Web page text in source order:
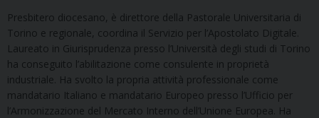
Presbitero diocesano, è direttore della Pastorale Universitaria di
Torino e regionale, coordina il Servizio per l’Apostolato Digitale.
Laureato in Giurisprudenza presso l’Università degli studi di Torino
ha conseguito l’abilitazione come consulente in proprietà
industriale. Ha svolto la propria attività professionale come
mandatario Italiano e mandatario Europeo presso l’Ufficio per
l’Armonizzazione del Mercato Interno dell’Unione Europea. Ha